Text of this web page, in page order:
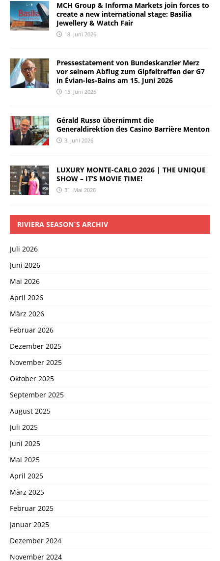
MCH Group & Informa Markets join forces to
create a new international stage: Basilia
Jewellery & Watch Fair
18. Juni 2026
Pressestatement von Bundeskanzler Merz
vor seinem Abflug zum Gipfeltreffen der G7
in Évian-les-Bains am 15. Juni 2026
15. Juni 2026
Gérald Russo übernimmt die
Generaldirektion des Casino Barrière Menton
3. Juni 2026
LUXURY MONTE-CARLO 2026 | THE UNIQUE
SHOW – IT’S MOVIE TIME!
31. Mai 2026
RIVIERA SEASON´S ARCHIV
Juli 2026
Juni 2026
Mai 2026
April 2026
März 2026
Februar 2026
Dezember 2025
November 2025
Oktober 2025
September 2025
August 2025
Juli 2025
Juni 2025
Mai 2025
April 2025
März 2025
Februar 2025
Januar 2025
Dezember 2024
November 2024